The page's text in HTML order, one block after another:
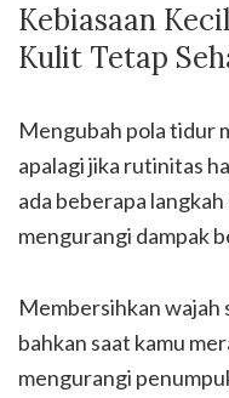
Kebiasaan
Kulit Tetap
Mengubah pola tidur
apalagi jika rutinitas
ada beberapa
mengurangi dampak
Membersihkan
bahkan saat kamu
mengurangi